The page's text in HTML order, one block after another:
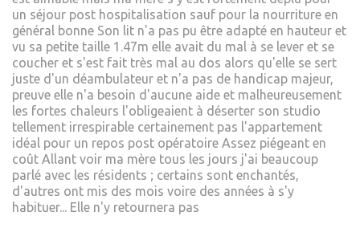
un séjour post hospitalisation sauf pour la nourriture en
général bonne Son lit n'a pas pu être adapté en hauteur et
vu sa petite taille 1.47m elle avait du mal à se lever et se
coucher et s'est fait très mal au dos alors qu'elle se sert
juste d'un déambulateur et n'a pas de handicap majeur,
preuve elle n'a besoin d'aucune aide et malheureusement
les fortes chaleurs l'obligeaient à déserter son studio
tellement irrespirable certainement pas l'appartement
idéal pour un repos post opératoire Assez piégeant en
coût Allant voir ma mère tous les jours j'ai beaucoup
parlé avec les résidents ; certains sont enchantés,
d'autres ont mis des mois voire des années à s'y
habituer... Elle n'y retournera pas